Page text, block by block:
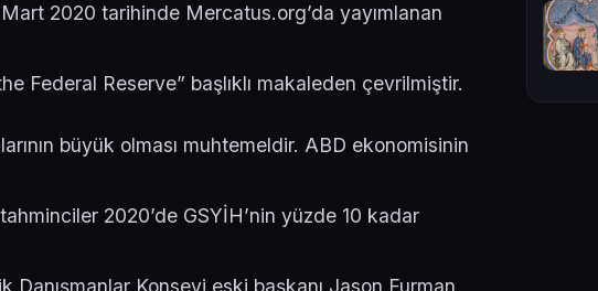
2020 tarihinde Mercatus.org’da yayımlanan
Federal Reserve” başlıklı makaleden çevrilmiştir.
büyük olması muhtemeldir. ABD ekonomisinin
2020’de GSYİH’nin yüzde 10 kadar
Danışmanlar Konseyi eski başkanı Jason Furman